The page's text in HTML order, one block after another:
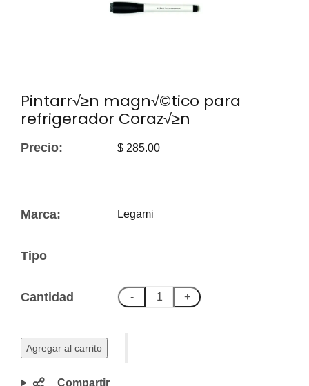
Pintarr√≥n magn√©tico para
refrigerador Coraz√≥n
Precio: $ 285.00
Marca: Legami
Tipo
Cantidad - +
Agregar al carrito
Compartir